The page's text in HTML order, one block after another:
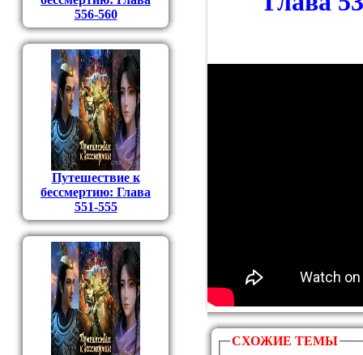
556-560
Путешествие к
бессмертию: Глава
551-555
СХОЖИЕ ТЕМЫ